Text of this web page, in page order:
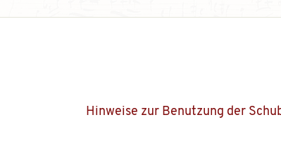
Hinweise zur Benutzung der